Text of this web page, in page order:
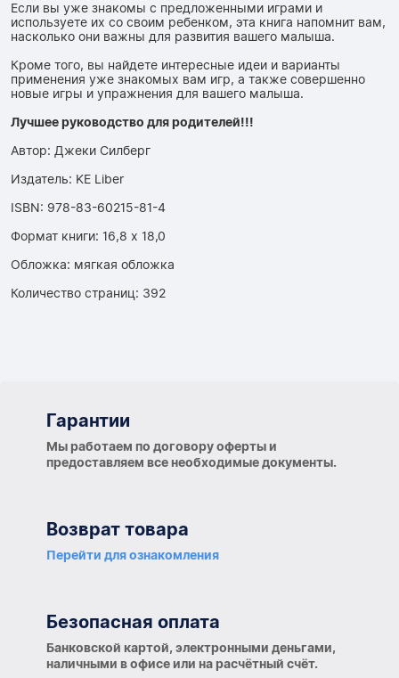
Если вы уже знакомы с предложенными играми и
используете их со своим ребенком, эта книга напомнит вам,
насколько они важны для развития вашего малыша.
Кроме того, вы найдете интересные идеи и варианты
применения уже знакомых вам игр, а также совершенно
новые игры и упражнения для вашего малыша.
Лучшее руководство для родителей!!!
Автор: Джеки Силберг
Издатель: KE Liber
ISBN: 978-83-60215-81-4
Формат книги: 16,8 x 18,0
Обложка: мягкая обложка
Количество страниц: 392
Гарантии
Мы работаем по договору оферты и
предоставляем все необходимые документы.
Возврат товара
Перейти для ознакомления
Безопасная оплата
Банковской картой, электронными деньгами,
наличными в офисе или на расчётный счёт.